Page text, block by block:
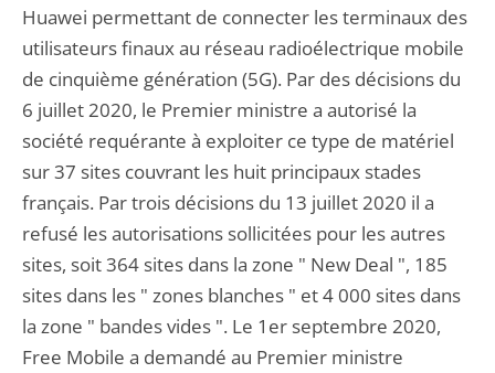
Huawei permettant de connecter les terminaux des
utilisateurs finaux au réseau radioélectrique mobile
de cinquième génération (5G). Par des décisions du
6 juillet 2020, le Premier ministre a autorisé la
société requérante à exploiter ce type de matériel
sur 37 sites couvrant les huit principaux stades
français. Par trois décisions du 13 juillet 2020 il a
refusé les autorisations sollicitées pour les autres
sites, soit 364 sites dans la zone " New Deal ", 185
sites dans les " zones blanches " et 4 000 sites dans
la zone " bandes vides ". Le 1er septembre 2020,
Free Mobile a demandé au Premier ministre